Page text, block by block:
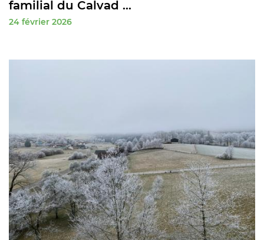
familial du Calvad ...
24 février 2026